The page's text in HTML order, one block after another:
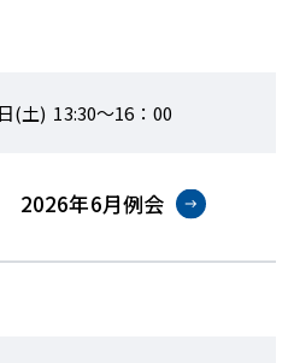
(土) 13:30～16：00
2026年6月例会